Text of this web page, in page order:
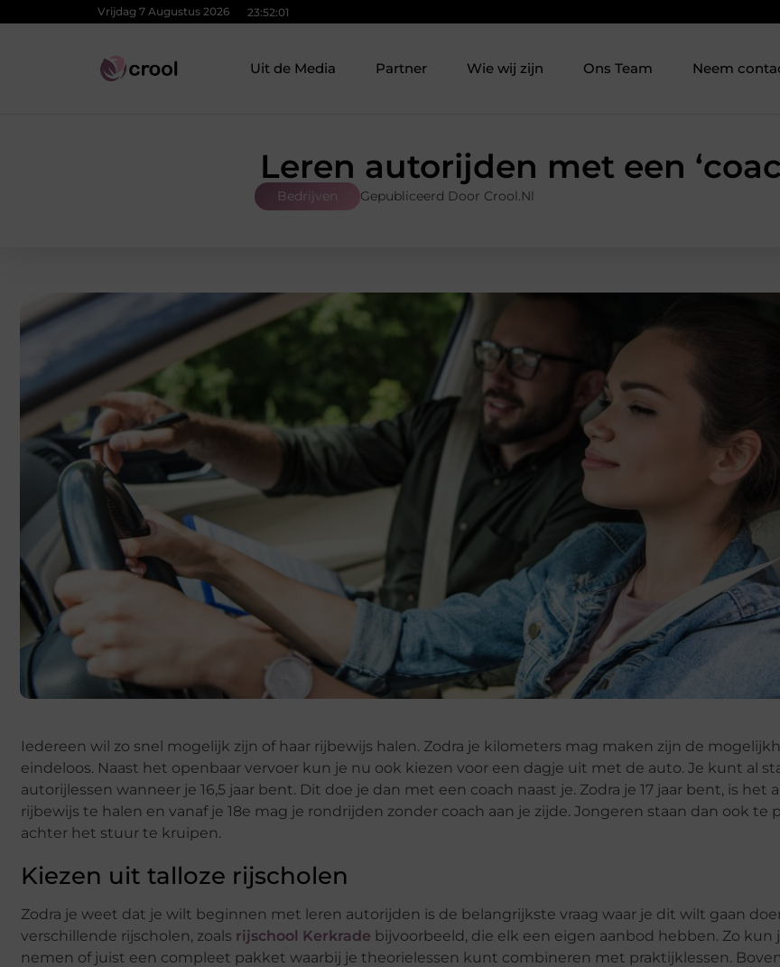
Vrijdag 7 Augustus 2026 23:52:03
Uit de Media Partner Wie wij zijn Ons Team Neem
Leren autorijden met een
Bedrijven Gepubliceerd Door Crool.nl
Iedereen wil zo snel mogelijk zijn of haar rijbewijs halen. Zodra je kilometers mag maken zijn de
eindeloos. Naast het openbaar vervoer kun je nu ook kiezen voor een dagje uit met de auto. Je kunt al
autorijlessen wanneer je 16,5 jaar bent. Dit doe je dan met een coach naast je. Zodra je 17 jaar bent, is het
rijbewijs te halen en vanaf je 18e mag je rondrijden zonder coach aan je zijde. Jongeren staan dan ook te
achter het stuur te kruipen.
Kiezen uit talloze rijscholen
Zodra je weet dat je wilt beginnen met leren autorijden is de belangrijkste vraag waar je dit wilt gaan
verschillende rijscholen, zoals rijschool Kerkrade bijvoorbeeld, die elk een eigen aanbod hebben. Zo kun
nemen of juist een compleet pakket waarbij je theorielessen kunt combineren met praktijklessen.